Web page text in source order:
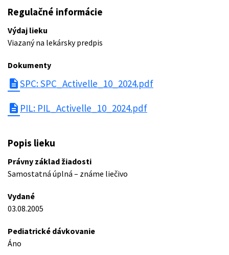
Regulačné informácie
Výdaj lieku
Viazaný na lekársky predpis
Dokumenty
descriptionSPC: SPC_Activelle_10_2024.pdf
description PIL: PIL_Activelle_10_2024.pdf
Popis lieku
Právny základ žiadosti
Samostatná úplná – známe liečivo
Vydané
03.08.2005
Pediatrické dávkovanie
Áno